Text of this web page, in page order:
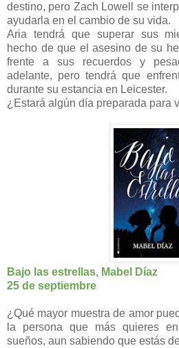
destino, pero Zach Lowell se
ayudarla en el cambio de su vida.
Aria tendrá que superar sus
hecho de que el asesino de su
frente a sus recuerdos y
adelante, pero tendrá que
durante su estancia en Leicester.
¿Estará algún día preparada para
Bajo las estrellas, Mabel Díaz
25 de septiembre
¿Qué mayor muestra de amor
la persona que más quieres
sueños, aun sabiendo que estás